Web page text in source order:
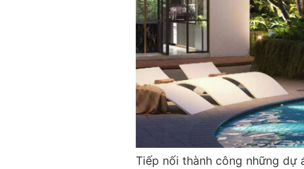
Tiếp nối thành công những dự